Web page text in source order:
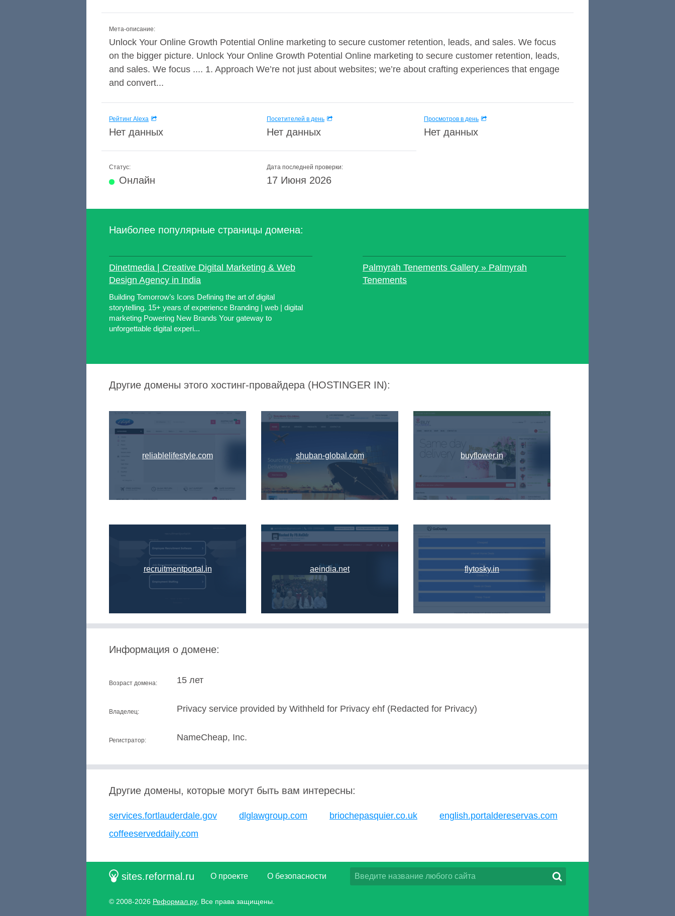
Мета-описание:
Unlock Your Online Growth Potential Online marketing to secure customer retention, leads, and sales. We focus
on the bigger picture. Unlock Your Online Growth Potential Online marketing to secure customer retention, leads,
and sales. We focus .... 1. Approach We’re not just about websites; we’re about crafting experiences that engage
and convert...
Рейтинг Alexa
Нет данных
Посетителей в день
Нет данных
Просмотров в день
Нет данных
Статус:
Онлайн
Дата последней проверки:
17 Июня 2026
Наиболее популярные страницы домена:
Dinetmedia | Creative Digital Marketing & Web
Design Agency in India
Building Tomorrow’s Icons Defining the art of digital
storytelling. 15+ years of experience Branding | web | digital
marketing Powering New Brands Your gateway to
unforgettable digital experi...
Palmyrah Tenements Gallery » Palmyrah
Tenements
Другие домены этого хостинг-провайдера (HOSTINGER IN):
reliablelifestyle.com
recruitmentportal.in
shuban-global.com
aeindia.net
buyflower.in
flytosky.in
Информация о домене:
Возраст домена: 15 лет
Владелец: Privacy service provided by Withheld for Privacy ehf (Redacted for Privacy)
Регистратор: NameCheap, Inc.
Другие домены, которые могут быть вам интересны:
services.fortlauderdale.gov dlglawgroup.com briochepasquier.co.uk
english.portaldereservas.com
coffeeserveddaily.com
sites.reformal.ru О проекте О безопасности
© 2008-2026 Реформал.ру, Все права защищены.